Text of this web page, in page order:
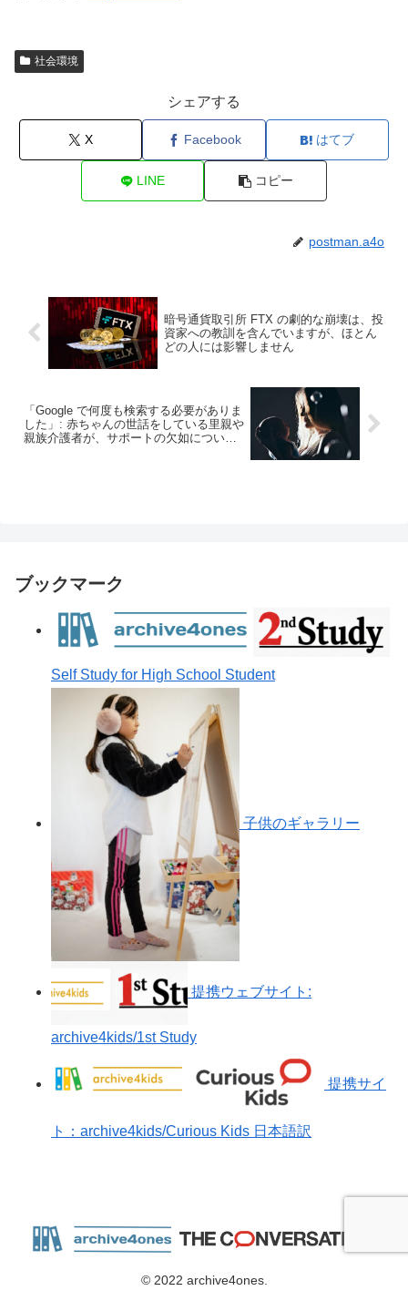
社会環境
シェアする
X Facebook はてブ
LINE コピー
postman.a4o
暗号通貨取引所 FTX の劇的な崩壊は、投
資家への教訓を含んでいますが、ほとん
どの人には影響しません
「Google で何度も検索する必要がありま
した」: 赤ちゃんの世話をしている里親や
親族介護者が、サポートの欠如について
ブックマーク
Self Study for High School Student
子供のギャラリー
提携ウェブサイト:
archive4kids/1st Study
提携サイ
ト：archive4kids/Curious Kids 日本語訳
© 2022 archive4ones.